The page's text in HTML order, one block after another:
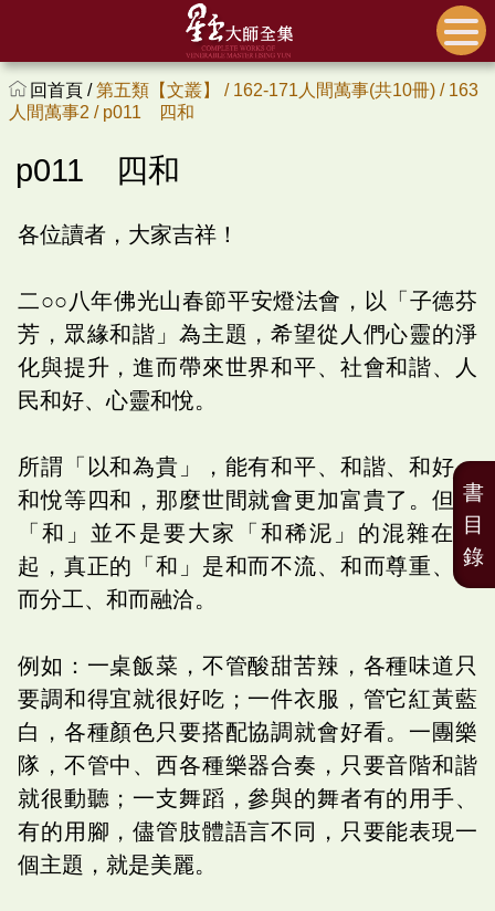
回首頁 /第五類【文叢】 / 162-171人間萬事(共10冊) / 163
人間萬事2 / p011 四和
p011 四和
各位讀者，大家吉祥！
二○○八年佛光山春節平安燈法會，以「子德芬
芳，眾緣和諧」為主題，希望從人們心靈的淨
化與提升，進而帶來世界和平、社會和諧、人
民和好、心靈和悅。
所謂「以和為貴」，能有和平、和諧、和好、
和悅等四和，那麼世間就會更加富貴了。但是
「和」並不是要大家「和稀泥」的混雜在一
起，真正的「和」是和而不流、和而尊重、和
而分工、和而融洽。
例如：一桌飯菜，不管酸甜苦辣，各種味道只
要調和得宜就很好吃；一件衣服，管它紅黃藍
白，各種顏色只要搭配協調就會好看。一團樂
隊，不管中、西各種樂器合奏，只要音階和諧
就很動聽；一支舞蹈，參與的舞者有的用手、
有的用腳，儘管肢體語言不同，只要能表現一
個主題，就是美麗。
書
目
錄